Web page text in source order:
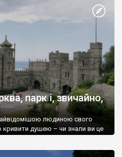
парк і, звичайно,
людиною свого
кривити душею – чи знали ви це